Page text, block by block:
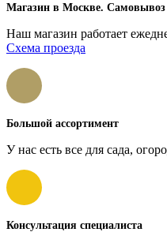
Магазин в Москве. Самовывоз
Наш магазин работает
Схема проезда
Большой ассортимент
У нас есть все для сада,
Консультация специалиста